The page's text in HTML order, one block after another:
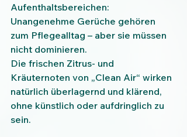
Aufenthaltsbereichen:
Unangenehme Gerüche gehören
zum Pflegealltag – aber sie müssen
nicht dominieren.
Die frischen Zitrus- und
Kräuternoten von „Clean Air“ wirken
natürlich überlagernd und klärend,
ohne künstlich oder aufdringlich zu
sein.